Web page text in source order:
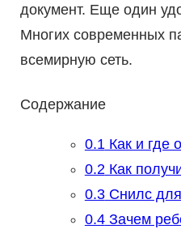
документ. Еще один
Многих современных
всемирную сеть.
Содержание
0.1Как и где
0.2Как
0.3Снилс
0.4Зачем